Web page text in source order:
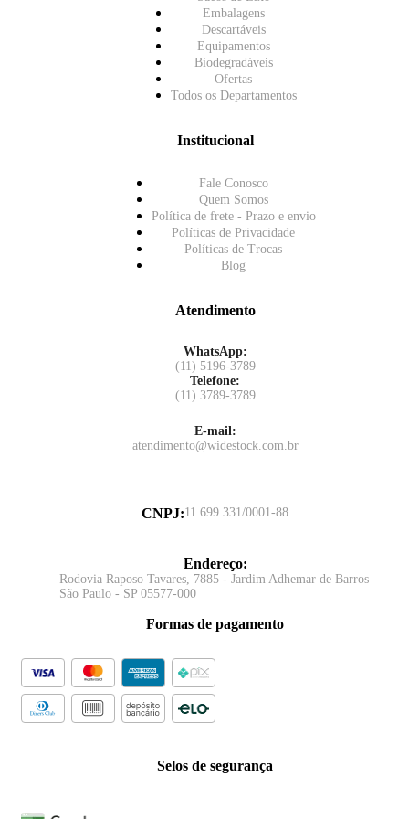
Embalagens
Descartáveis
Equipamentos
Biodegradáveis
Ofertas
Todos os Departamentos
Institucional
Fale Conosco
Quem Somos
Política de frete - Prazo e envio
Políticas de Privacidade
Políticas de Trocas
Blog
Atendimento
WhatsApp:
(11) 5196-3789
Telefone:
(11) 3789-3789
E-mail:
atendimento@widestock.com.br
CNPJ:11.699.331/0001-88
Endereço:
Rodovia Raposo Tavares, 7885 - Jardim Adhemar de Barros
São Paulo - SP 05577-000
Formas de pagamento
Selos de segurança